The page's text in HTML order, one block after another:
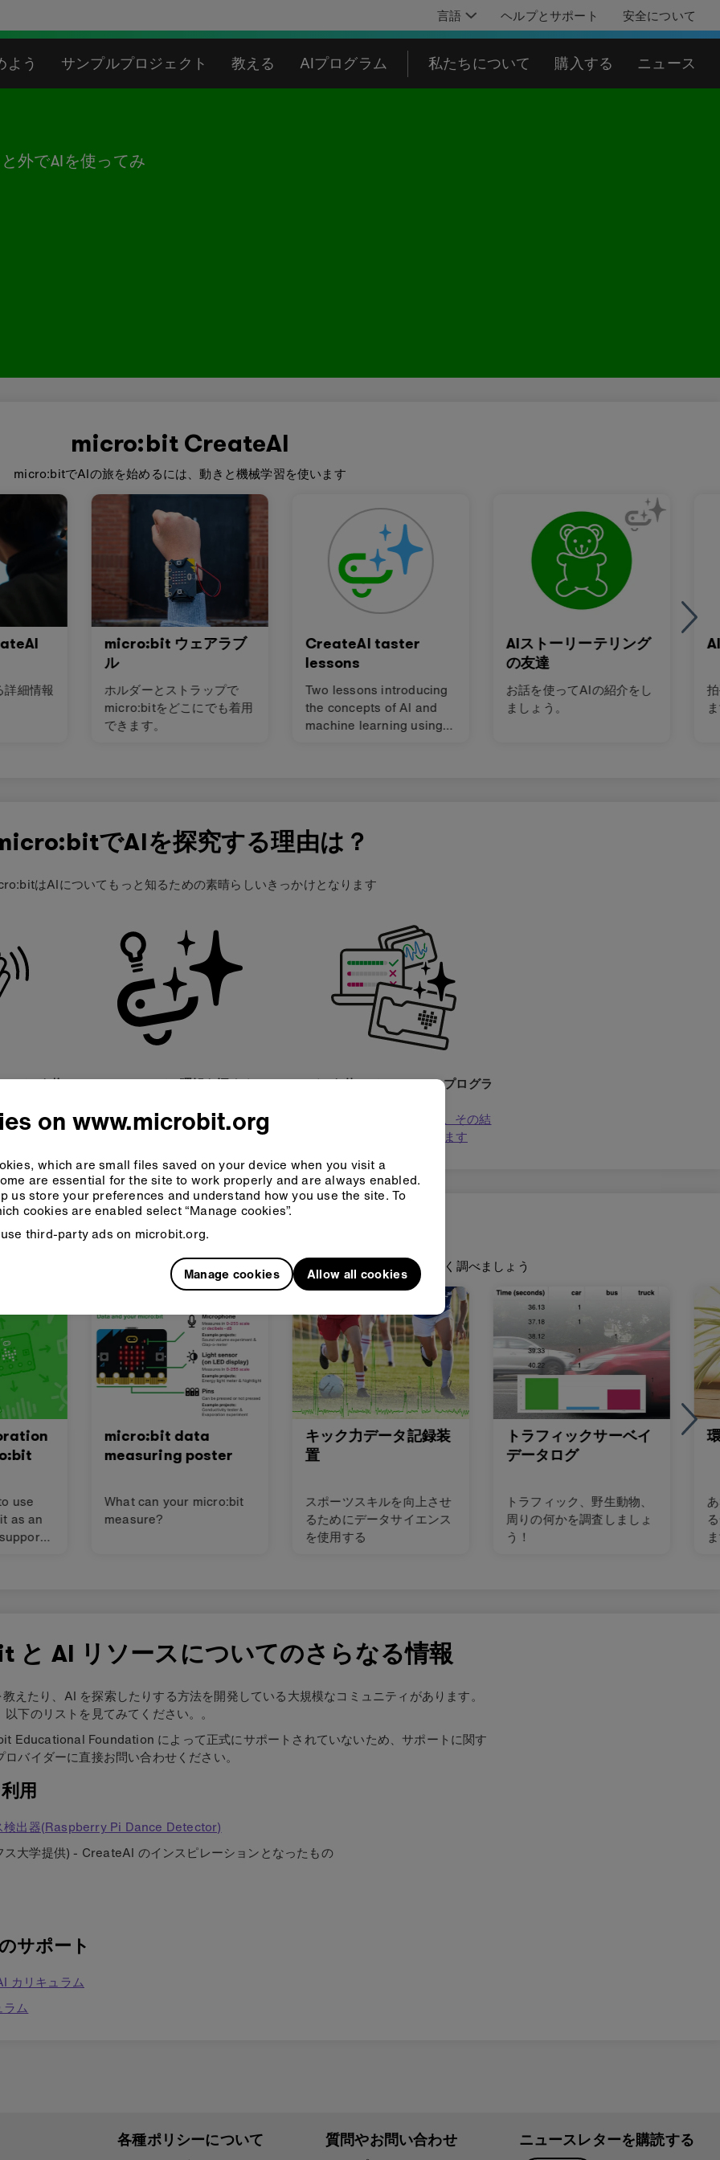
言語 ヘルプとサポート 安全について
よう サンプルプロジェクト 教える AIプログラム 私たちについて 購入する ニュース
外でAIを使ってみ
micro:bit CreateAI
micro:bitでAIの旅を始めるには、動きと機械学習を使います
細情報
micro:bit ウェアラブ
ル
ホルダーとストラップで
micro:bitをどこにでも着用
できます。
CreateAI taster
lessons
Two lessons introducing
the concepts of AI and
machine learning using
AIストーリーテリング
の友達
お話を使ってAIの紹介をし
ましょう。
でAIを探究する理由は？
はAIについてもっと知るための素晴らしいきっかけとなります
てAIを物
レーニン
AIについての理解を深める
す
モデルを使ってmicro:bitのプログラ
モデルをテストして改善し、その結
果をMakeCodeで使います
データを活用する能力
ーの基本的な構成要素です。micro:bitのリソースを使ってデータをさらに詳しく調べましょう
use
as an
to
micro:bit data
measuring poster
What can your micro:bit
measure?
キック力データ記録装
置
スポーツスキルを向上させ
るためにデータサイエンス
を使用する
トラフィックサーベイ
データログ
トラフィック、野生動物、
周りの何かを調査しましょ
う！
と AI リソースについてのさらなる情報
えたり、AI を探索したりする方法を開発している大規模なコミュニティがあります。
下のリストを見てみてください。。
Educational Foundation によって正式にサポートされていないため、サポートに関す
バイダーに直接お問い合わせください。
用
出器(Raspberry Pi Dance Detector)
大学提供) - CreateAI のインスピレーションとなったもの
サポート
カリキュラム
ム
各種ポリシーについて
質問やお問い合わせ
ニュースレターを購読する
on www.microbit.org
which are small files saved on your device when you visit a
are essential for the site to work properly and are always enabled.
us store your preferences and understand how you use the site. To
cookies are enabled select “Manage cookies”.
third-party ads on microbit.org.
Manage cookies Allow all cookies